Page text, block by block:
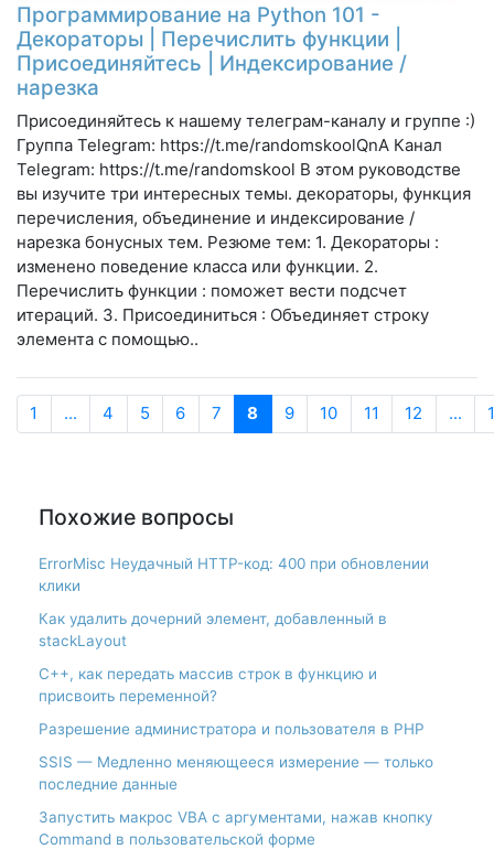
Программирование на Python 101 -
Декораторы | Перечислить функции |
Присоединяйтесь | Индексирование /
нарезка
Присоединяйтесь к нашему телеграм-каналу и группе :)
Группа Telegram: https://t.me/randomskoolQnA Канал
Telegram: https://t.me/randomskool В этом руководстве
вы изучите три интересных темы. декораторы, функция
перечисления, объединение и индексирование /
нарезка бонусных тем. Резюме тем: 1. Декораторы :
изменено поведение класса или функции. 2.
Перечислить функции : поможет вести подсчет
итераций. 3. Присоединиться : Объединяет строку
элемента с помощью..
1 ... 4 5 6 7 8 9 10 11 12 ...
Похожие вопросы
ErrorMisc Неудачный HTTP-код: 400 при обновлении
клики
Как удалить дочерний элемент, добавленный в
stackLayout
С++, как передать массив строк в функцию и
присвоить переменной?
Разрешение администратора и пользователя в PHP
SSIS — Медленно меняющееся измерение — только
последние данные
Запустить макрос VBA с аргументами, нажав кнопку
Command в пользовательской форме